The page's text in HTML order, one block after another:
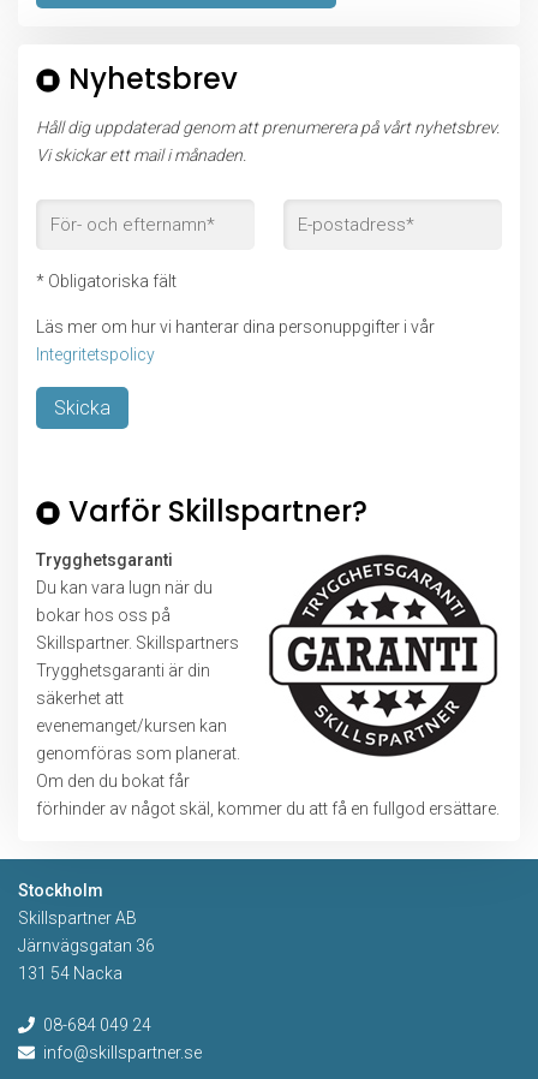
Nyhetsbrev
Håll dig uppdaterad genom att prenumerera på vårt nyhetsbrev.
Vi skickar ett mail i månaden.
* Obligatoriska fält
Läs mer om hur vi hanterar dina personuppgifter i vår
Integritetspolicy
Varför Skillspartner?
Trygghetsgaranti
Du kan vara lugn när du
bokar hos oss på
Skillspartner. Skillspartners
Trygghetsgaranti är din
säkerhet att
evenemanget/kursen kan
genomföras som planerat.
Om den du bokat får
förhinder av något skäl, kommer du att få en fullgod ersättare.
Stockholm
Skillspartner AB
Järnvägsgatan 36
131 54 Nacka
08-684 049 24
info@skillspartner.se